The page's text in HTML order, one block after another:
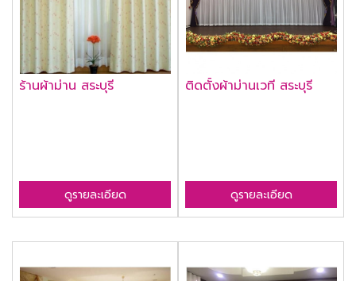
ร้านผ้าม่าน สระบุรี
ดูรายละเอียด
ติดตั้งผ้าม่านเวที สระบุรี
ดูรายละเอียด